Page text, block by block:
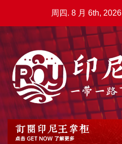
周四. 8 月 6th, 2026